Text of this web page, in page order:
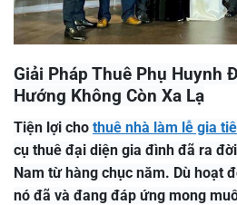
Giải Pháp Thuê Phụ Huynh
Hướng Không Còn Xa Lạ
Tiện lợi cho thuê nhà làm lễ gia
cụ thuê đại diện gia đình đã ra
Nam từ hàng chục năm. Dù hoạt
nó đã và đang đáp ứng mong